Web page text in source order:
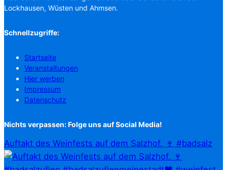
Lockhausen, Wüsten und Ahmsen.
Schnellzugriffe:
Startseite
Veranstaltungen
Hier werben
Impressum
Datenschutz
Nichts verpassen: Folge uns auf Social Media!
Auftakt des Weinfests auf dem Salzhof. 🍷 #badsalz